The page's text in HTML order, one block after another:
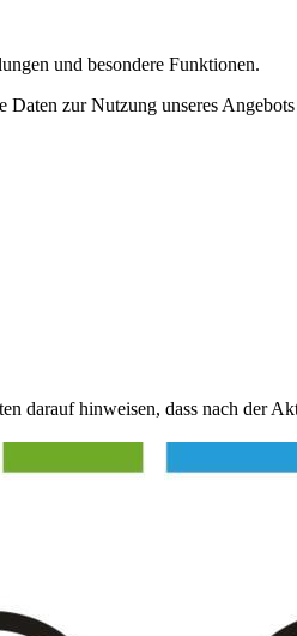
und besondere Funktionen.
zur Nutzung unseres
darauf hinweisen, dass nach der